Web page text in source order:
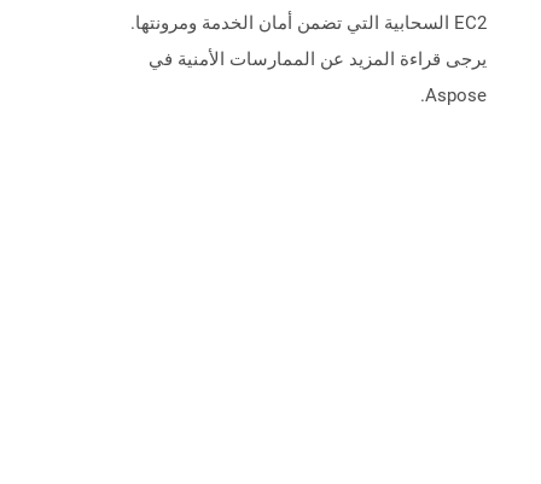
EC2 السحابية التي تضمن أمان الخدمة ومرونتها.
يرجى قراءة المزيد عن الممارسات الأمنية في
Aspose.